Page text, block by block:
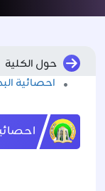
حول الكلية
احصائية